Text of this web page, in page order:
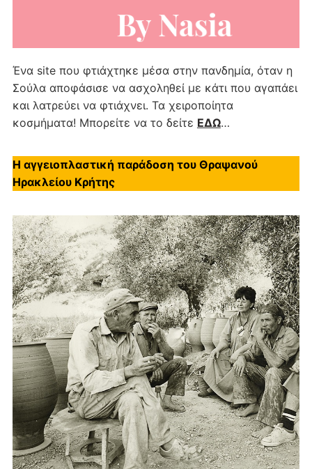
Ένα site που φτιάχτηκε μέσα στην πανδημία, όταν η
Σούλα αποφάσισε να ασχοληθεί με κάτι που αγαπάει
και λατρεύει να φτιάχνει. Τα χειροποίητα
κοσμήματα! Μπορείτε να το δείτε ΕΔΩ…
Η αγγειοπλαστική παράδοση του Θραψανού
Ηρακλείου Κρήτης